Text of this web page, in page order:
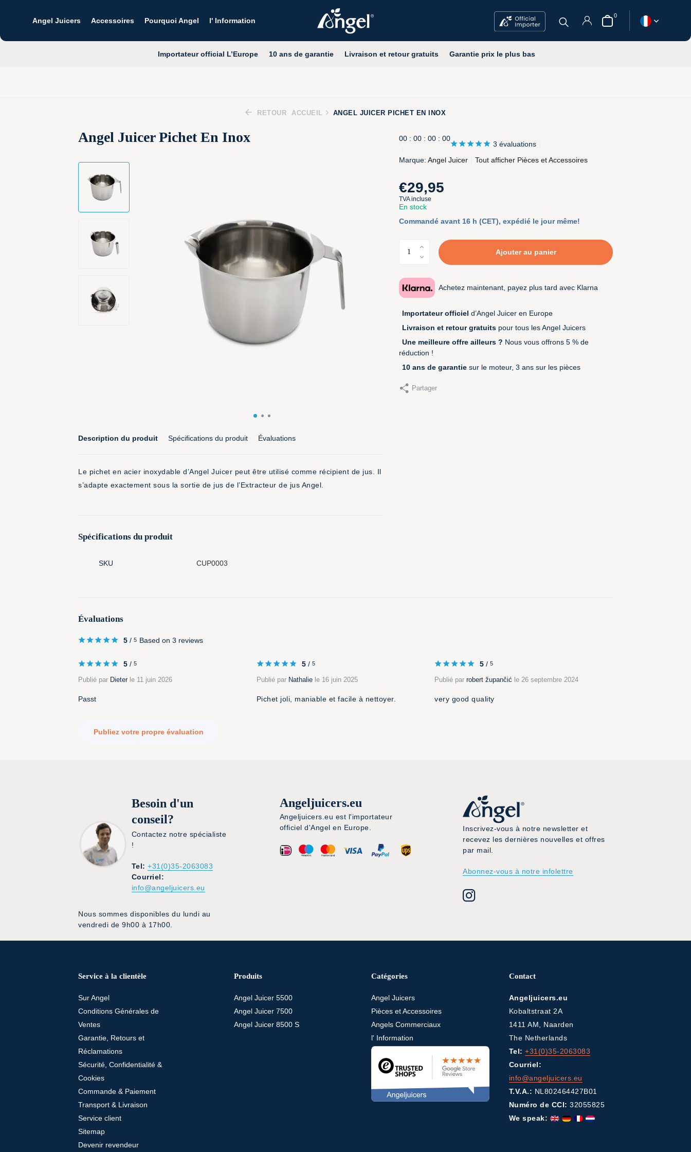
Angel Juicers Accessoires Pourquoi Angel l' Information
10 ans
0
Importateur official L’Europe 10 ans de garantie Livraison et retourgratuits Garantie prix le plus bas
RETOUR ACCUEIL ANGEL JUICER PICHET EN INOX
Angel Juicer Pichet En Inox
Description du produit Spécifications du produit Évaluations
Le pichet en acier inoxydable d’Angel Juicer peut être utilisé comme récipient de jus. Il
s’adapte exactement sous la sortie de jus de l’Extracteur de jus Angel.
Spécifications du produit
SKU CUP0003
00 :00 :00 :00
3 évaluations
Marque:Angel Juicer Tout afficher Pièces et Accessoires
€29,95
TVA incluse
En stock
Commandé avant 16 h (CET), expédié le jour même!
Ajouter au panier
Achetez maintenant, payez plus tard avec Klarna
Importateur officiel d’Angel Juicer en Europe
Livraison et retour gratuits pour tous les Angel Juicers
Une meilleure offre ailleurs ? Nous vous offrons 5 % de
réduction !
10 ans de garantie sur le moteur, 3 ans sur les pièces
Partager
Évaluations
5 / 5 Based on 3 reviews
5 / 5
Publié par Dieterle 11 juin 2026
Passt
5/ 5
Publié par Nathaliele 16 juin 2025
Pichet joli, maniable et facile à nettoyer.
5 /5
Publié parrobert župančić le 26 septembre 2024
very good quality
Publiez votre propre évaluation
Besoin d'un
conseil?
Contactez notre spécialiste
!
Tel:+31(0)35-2063083
Courriel:
info@angeljuicers.eu
Nous sommes disponibles du lundi au
vendredi de 9h00 à 17h00.
Angeljuicers.eu
Angeljuicers.eu est l'importateur
officiel d'Angel en Europe.
Inscrivez-vous à notre newsletter et
recevez les dernières nouvelles et offres
par mail.
Abonnez-vous à notre infolettre
Service à la clientèle
Sur Angel
Conditions Générales de
Ventes
Garantie, Retours et
Réclamations
Sécurité, Confidentialité &
Cookies
Commande & Paiement
Transport & Livraison
Service client
Sitemap
Devenir revendeur
Produits
Angel Juicer 5500
Angel Juicer 7500
Angel Juicer 8500 S
Catégories
Angel Juicers
Pièces et Accessoires
Angels Commerciaux
l' Information
Contact
Angeljuicers.eu
Kobaltstraat 2A
1411 AM, Naarden
The Netherlands
Tel: +31(0)35-2063083
Courriel:
info@angeljuicers.eu
T.V.A.: NL802464427B01
Numéro de CCI: 32055825
We speak: